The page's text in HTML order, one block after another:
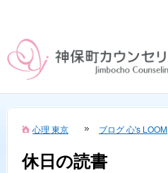
心理 東京 ブログ 心's LOOM
休日の読書